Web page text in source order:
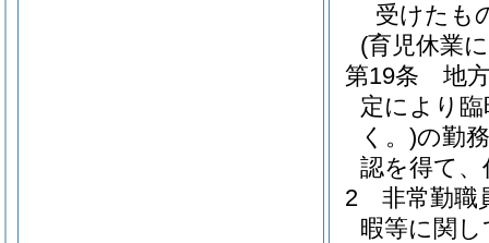
受けたも
(育児休業
第19条
地
定により
く。)の勤
認を得て
2
非常勤職
暇等に関